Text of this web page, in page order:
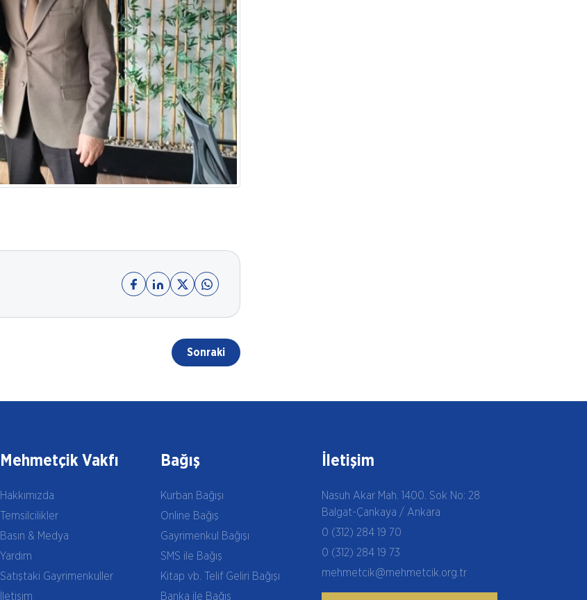
Sonraki
Mehmetçik Vakfı
Hakkımızda
Temsilcilikler
Basın & Medya
Yardım
Satıştaki Gayrimenkuller
İletişim
Bağış
Kurban Bağışı
Online Bağış
Gayrimenkul Bağışı
SMS ile Bağış
Kitap vb. Telif Geliri Bağışı
Banka ile Bağış
İletişim
Nasuh Akar Mah. 1400. Sok No: 28
Balgat-Çankaya / Ankara
0 (312) 284 19 70
0 (312) 284 19 73
mehmetcik@mehmetcik.org.tr